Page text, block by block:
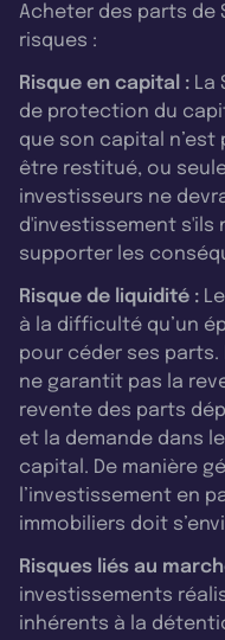
Acheter des parts de
risques :
Risque en capital : La
de protection du
que son capital
être restitué, ou
investisseurs ne
d'investissement s'ils
supporter les
Risque de liquidité :
à la difficulté qu’un
pour céder ses parts.
ne garantit pas la
revente des parts
et la demande dans
capital. De manière
l’investissement en
immobiliers doit
Risques liés au
investissements
inhérents à la